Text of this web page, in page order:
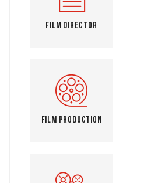
Film Director
Film Production